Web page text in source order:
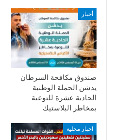
أخبار
صندوق مكافحة السرطان
يدشن الحملة الوطنية
الحادية عشرة للتوعية
بمخاطر البلاستيك
اخبار محلية